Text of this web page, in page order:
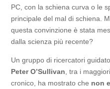
PC, con la schiena curva o le
principale del mal di schiena.
questa convinzione è stata
dalla scienza più recente?
Un gruppo di ricercatori
Peter O’Sullivan , tra i
cronico, ha mostrato che non